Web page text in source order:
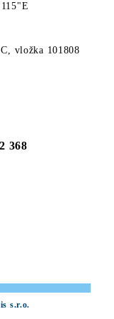
vložka 101808
368
s.r.o.